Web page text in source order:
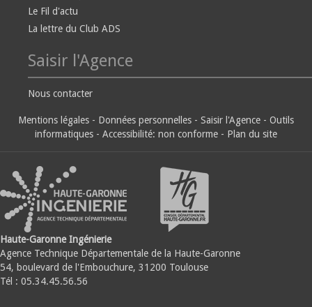
Le Fil d'actu
La lettre du Club ADS
Saisir l'Agence
Nous contacter
Mentions légales - Données personnelles - Saisir l'Agence - Outils
informatiques - Accessibilité: non conforme - Plan du site
Haute-Garonne Ingénierie
Agence Technique Départementale de la Haute-Garonne
54, boulevard de l'Embouchure, 31200 Toulouse
Tél : 05.34.45.56.56